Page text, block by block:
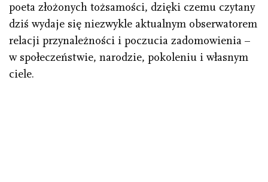
poeta złożonych tożsamości, dzięki czemu czytany
dziś wydaje się niezwykle aktualnym obserwatorem
relacji przynależności i poczucia zadomowienia –
w społeczeństwie, narodzie, pokoleniu i własnym
ciele.